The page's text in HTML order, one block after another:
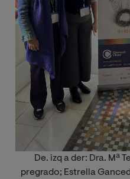
De. izq a der: Dra. Mª
pregrado; Estrella